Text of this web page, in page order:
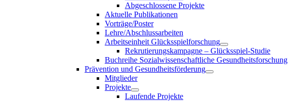
Abgeschlossene Projekte
Aktuelle Publikationen
Vorträge/Poster
Lehre/Abschlussarbeiten
Arbeitseinheit Glücksspielforschung
Rekrutierungskampagne – Glücksspiel-Studie
Buchreihe Sozialwissenschaftliche Gesundheitsforschung
Prävention und Gesundheitsförderung
Mitglieder
Projekte
Laufende Projekte